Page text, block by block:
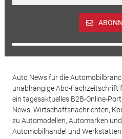
Auto News für die
unabhängige Abo-Fachzeitschrift
ein tagesaktuelles B2B-Online-
News, Wirtschaftsnachrichten,
zu Automodellen, Automarken
Automobilhandel und